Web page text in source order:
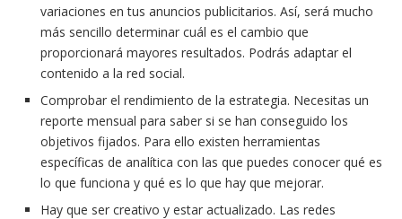
variaciones en tus anuncios publicitarios. Así, será mucho
más sencillo determinar cuál es el cambio que
proporcionará mayores resultados. Podrás adaptar el
contenido a la red social.
Comprobar el rendimiento de la estrategia. Necesitas un
reporte mensual para saber si se han conseguido los
objetivos fijados. Para ello existen herramientas
específicas de analítica con las que puedes conocer qué es
lo que funciona y qué es lo que hay que mejorar.
Hay que ser creativo y estar actualizado. Las redes